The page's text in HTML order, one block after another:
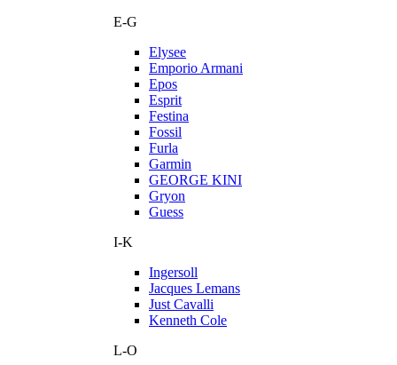
E-G
Elysee
Emporio Armani
Epos
Esprit
Festina
Fossil
Furla
Garmin
GEORGE KINI
Gryon
Guess
I-K
Ingersoll
Jacques Lemans
Just Cavalli
Kenneth Cole
L-O